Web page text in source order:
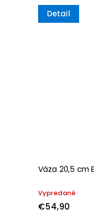
Detail
Váza 20,5 cm
Vypredané
€54,90